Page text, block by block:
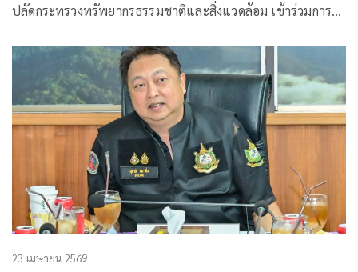
ปลัดกระทรวงทรัพยากรธรรมชาติและสิ่งแวดล้อม เข้าร่วมการ
“พัฒนาคลองเปรมประชากร”
23 เมษายน 2569